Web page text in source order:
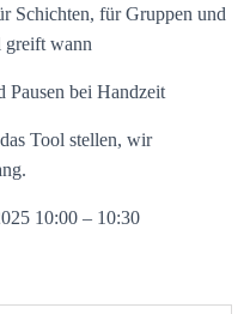
Schichten, für Gruppen und
greift wann
Pausen bei Handzeit
Tool stellen, wir
10:00 – 10:30